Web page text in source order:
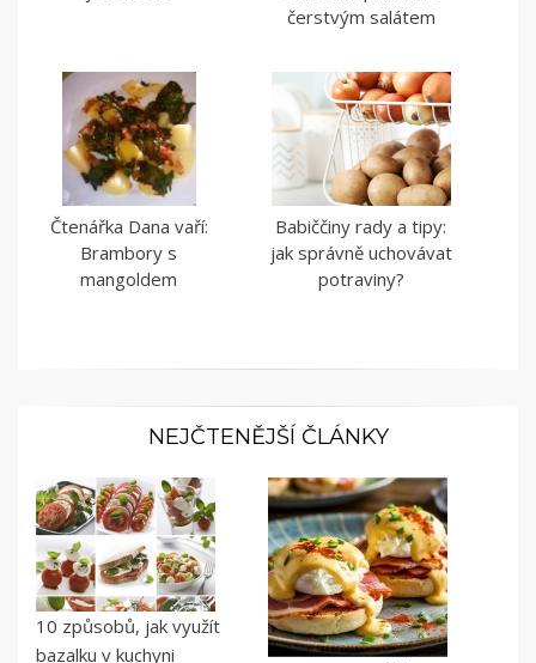
čerstvým salátem
Čtenářka Dana vaří:
Brambory s
mangoldem
Babiččiny rady a tipy:
jak správně uchovávat
potraviny?
NEJČTENĚJŠÍ ČLÁNKY
10 způsobů, jak využít
bazalku v kuchyni